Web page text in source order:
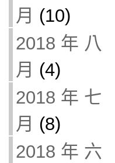
月 (10)
2018 年 八
月 (4)
2018 年 七
月 (8)
2018 年 六